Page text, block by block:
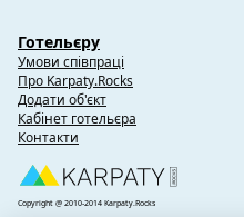
Готельєру
Умови співпраці
Про Karpaty.Rocks
Додати об'єкт
Кабінет готельєра
Контакти
Copyright @ 2010-2014 Karpaty.Rocks